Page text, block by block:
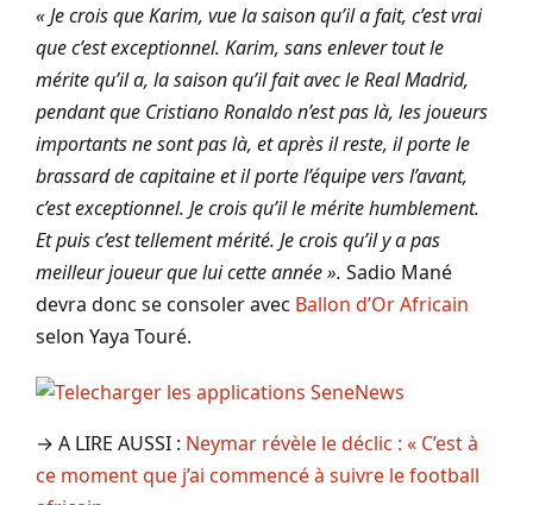
« Je crois que Karim, vue la saison qu’il a fait, c’est vrai
que c’est exceptionnel. Karim, sans enlever tout le
mérite qu’il a, la saison qu’il fait avec le Real Madrid,
pendant que Cristiano Ronaldo n’est pas là, les joueurs
importants ne sont pas là, et après il reste, il porte le
brassard de capitaine et il porte l’équipe vers l’avant,
c’est exceptionnel. Je crois qu’il le mérite humblement.
Et puis c’est tellement mérité. Je crois qu’il y a pas
meilleur joueur que lui cette année ». Sadio Mané
devra donc se consoler avec Ballon d’Or Africain
selon Yaya Touré.
→ A LIRE AUSSI : Neymar révèle le déclic : « C’est à
ce moment que j’ai commencé à suivre le football